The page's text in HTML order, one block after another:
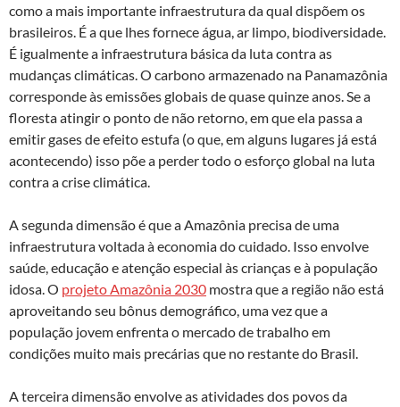
como a mais importante infraestrutura da qual dispõem os
brasileiros. É a que lhes fornece água, ar limpo, biodiversidade.
É igualmente a infraestrutura básica da luta contra as
mudanças climáticas. O carbono armazenado na Panamazônia
corresponde às emissões globais de quase quinze anos. Se a
floresta atingir o ponto de não retorno, em que ela passa a
emitir gases de efeito estufa (o que, em alguns lugares já está
acontecendo) isso põe a perder todo o esforço global na luta
contra a crise climática.
A segunda dimensão é que a Amazônia precisa de uma
infraestrutura voltada à economia do cuidado. Isso envolve
saúde, educação e atenção especial às crianças e à população
idosa. O projeto Amazônia 2030 mostra que a região não está
aproveitando seu bônus demográfico, uma vez que a
população jovem enfrenta o mercado de trabalho em
condições muito mais precárias que no restante do Brasil.
A terceira dimensão envolve as atividades dos povos da